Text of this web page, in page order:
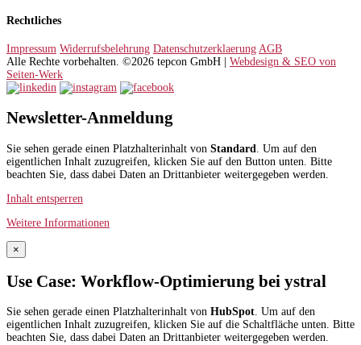
Rechtliches
Impressum Widerrufsbelehrung Datenschutzerklaerung AGB
Alle Rechte vorbehalten. ©2026 tepcon GmbH | Webdesign & SEO von
Seiten-Werk
Newsletter-Anmeldung
Sie sehen gerade einen Platzhalterinhalt von Standard . Um auf den
eigentlichen Inhalt zuzugreifen, klicken Sie auf den Button unten. Bitte
beachten Sie, dass dabei Daten an Drittanbieter weitergegeben werden.
Inhalt entsperren
Weitere Informationen
×
Use Case: Workflow-Optimierung bei ystral
Sie sehen gerade einen Platzhalterinhalt von HubSpot. Um auf den
eigentlichen Inhalt zuzugreifen, klicken Sie auf die Schaltfläche unten. Bitte
beachten Sie, dass dabei Daten an Drittanbieter weitergegeben werden.